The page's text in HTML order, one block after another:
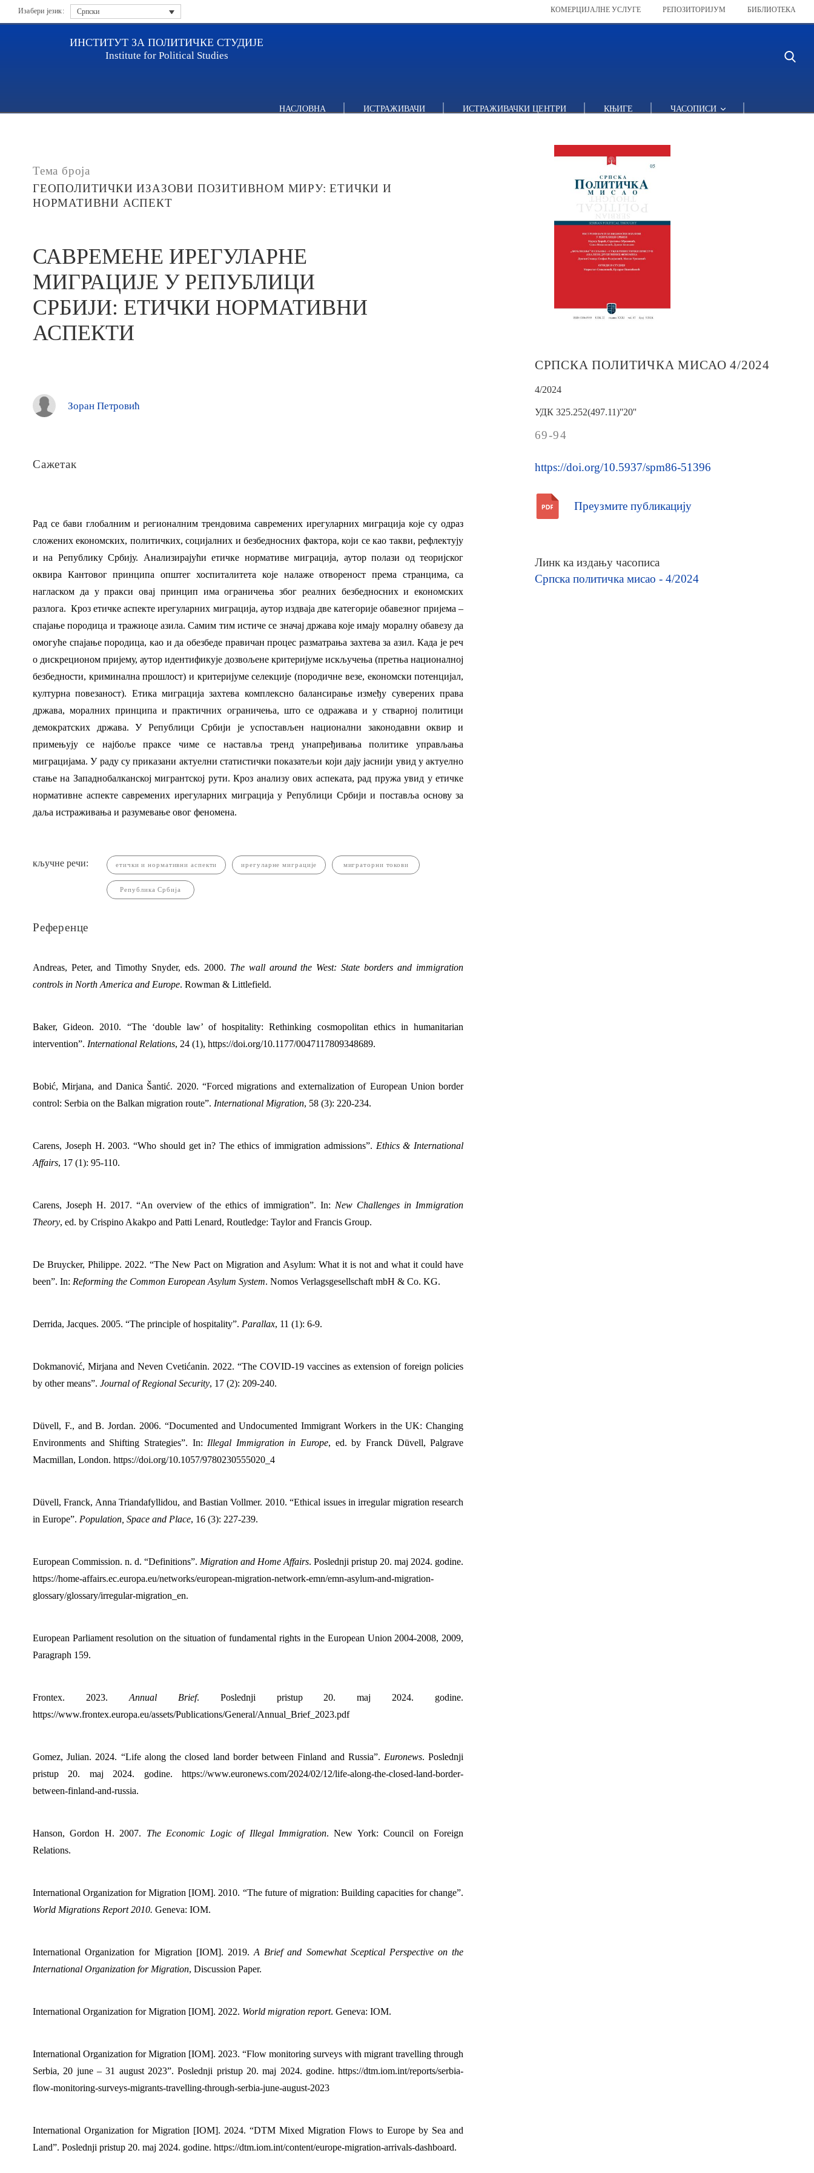
Изабери језик: Српски КОМЕРЦИЈАЛНЕ УСЛУГЕ РЕПОЗИТОРИЈУМ БИБЛИОТЕКА
ИНСТИТУТ ЗА ПОЛИТИЧКЕ СТУДИЈЕ
Institute for Political Studies
НАСЛОВНА ИСТРАЖИВАЧИ ИСТРАЖИВАЧКИ ЦЕНТРИ КЊИГЕ ЧАСОПИСИ
Тема броја
ГЕОПОЛИТИЧКИ ИЗАЗОВИ ПОЗИТИВНОМ МИРУ: ЕТИЧКИ И
НОРМАТИВНИ АСПЕКТ
САВРЕМЕНЕ ИРЕГУЛАРНЕ
МИГРАЦИЈЕ У РЕПУБЛИЦИ
СРБИЈИ: ЕТИЧКИ НОРМАТИВНИ
АСПЕКТИ
Зоран Петровић
Сажетак
Рад се бави глобалним и регионалним трендовима савремених ирегуларних миграција које су одраз
сложених економских, политичких, социјалних и безбедносних фактора, који се као такви, рефлектују
и на Републику Србију. Анализирајући етичке нормативе миграција, аутор полази од теоријског
оквира Кантовог принципа општег хоспиталитета које налаже отвореност према странцима, са
нагласком да у пракси овај принцип има ограничења због реалних безбедносних и економских
разлога. Кроз етичке аспекте ирегуларних миграција, аутор издваја две категорије обавезног пријема –
спајање породица и тражиоце азила. Самим тим истиче се значај држава које имају моралну обавезу да
омогуће спајање породица, као и да обезбеде правичан процес разматрања захтева за азил. Када је реч
о дискреционом пријему, аутор идентификује дозвољене критеријуме искључења (претња националној
безбедности, криминална прошлост) и критеријуме селекције (породичне везе, економски потенцијал,
културна повезаност). Етика миграција захтева комплексно балансирање између суверених права
држава, моралних принципа и практичних ограничења, што се одражава и у стварној политици
демократских држава. У Републици Србији је успостављен национални законодавни оквир и
примењују се најбоље праксе чиме се наставља тренд унапређивања политике управљања
миграцијама. У раду су приказани актуелни статистички показатељи који дају јаснији увид у актуелно
стање на Западнобалканској мигрантској рути. Кроз анализу ових аспеката, рад пружа увид у етичке
нормативне аспекте савремених ирегуларних миграција у Републици Србији и поставља основу за
даља истраживања и разумевање овог феномена.
кључне речи: етички и нормативни аспекти ирегуларне миграције миграторни токови
Република Србија
Референце
Andreas, Peter, and Timothy Snyder, eds. 2000. The wall around the West: State borders and immigration
controls in North America and Europe. Rowman & Littlefield.
Baker, Gideon. 2010. “The ‘double law’ of hospitality: Rethinking cosmopolitan ethics in humanitarian
intervention”.International Relations, 24 (1), https://doi.org/10.1177/0047117809348689.
Bobić, Mirjana, and Danica Šantić. 2020. “Forced migrations and externalization of European Union border
control: Serbia on the Balkan migration route”.International Migration, 58 (3): 220-234.
Carens, Joseph H. 2003. “Who should get in? The ethics of immigration admissions”. Ethics & International
Affairs, 17 (1): 95-110.
Carens, Joseph H. 2017. “An overview of the ethics of immigration”. In: New Challenges in Immigration
Theory, ed. by Crispino Akakpo and Patti Lenard, Routledge: Taylor and Francis Group.
De Bruycker, Philippe. 2022. “The New Pact on Migration and Asylum: What it is not and what it could have
been”. In:Reforming the Common European Asylum System. Nomos Verlagsgesellschaft mbH & Co. KG.
Derrida, Jacques. 2005. “The principle of hospitality”.Parallax, 11 (1): 6-9.
Dokmanović, Mirjana and Neven Cvetićanin. 2022. “The COVID-19 vaccines as extension of foreign policies
by other means”.Journal of Regional Security, 17 (2): 209-240.
Düvell, F., and B. Jordan. 2006. “Documented and Undocumented Immigrant Workers in the UK: Changing
Environments and Shifting Strategies”. In:Illegal Immigration in Europe, ed. by Franck Düvell, Palgrave
Macmillan, London. https://doi.org/10.1057/9780230555020_4
Düvell, Franck, Anna Triandafyllidou, and Bastian Vollmer. 2010. “Ethical issues in irregular migration research
in Europe”.Population, Space and Place, 16 (3): 227-239.
European Commission. n. d. “Definitions”.Migration and Home Affairs. Poslednji pristup 20. maj 2024. godine.
https://home-affairs.ec.europa.eu/networks/european-migration-network-emn/emn-asylum-and-migration-
glossary/glossary/irregular-migration_en.
European Parliament resolution on the situation of fundamental rights in the European Union 2004-2008, 2009,
Paragraph 159.
Frontex. 2023.Annual Brief. Poslednji pristup 20. maj 2024. godine.
https://www.frontex.europa.eu/assets/Publications/General/Annual_Brief_2023.pdf
Gomez, Julian. 2024. “Life along the closed land border between Finland and Russia”. Euronews. Poslednji
pristup 20. maj 2024. godine. https://www.euronews.com/2024/02/12/life-along-the-closed-land-border-
between-finland-and-russia.
Hanson, Gordon H. 2007. The Economic Logic of Illegal Immigration. New York: Council on Foreign
Relations.
International Organization for Migration [IOM]. 2010. “The future of migration: Building capacities for change”.
World Migrations Report 2010. Geneva: IOM.
International Organization for Migration [IOM]. 2019.A Brief and Somewhat Sceptical Perspective on the
International Organization for Migration, Discussion Paper.
International Organization for Migration [IOM]. 2022. World migration report. Geneva: IOM.
International Organization for Migration [IOM]. 2023. “Flow monitoring surveys with migrant travelling through
Serbia, 20 june – 31 august 2023”. Poslednji pristup 20. maj 2024. godine. https://dtm.iom.int/reports/serbia-
flow-monitoring-surveys-migrants-travelling-through-serbia-june-august-2023
International Organization for Migration [IOM]. 2024. “DTM Mixed Migration Flows to Europe by Sea and
Land”. Poslednji pristup 20. maj 2024. godine. https://dtm.iom.int/content/europe-migration-arrivals-dashboard.
СРПСКА ПОЛИТИЧКА МИСАО 4/2024
4/2024
УДК 325.252(497.11)''20''
69-94
https://doi.org/10.5937/spm86-51396
Преузмите публикацију
Линк ка издању часописа
Српска политичка мисао - 4/2024